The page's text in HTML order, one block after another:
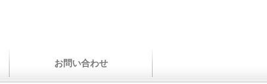
お問い合わせ